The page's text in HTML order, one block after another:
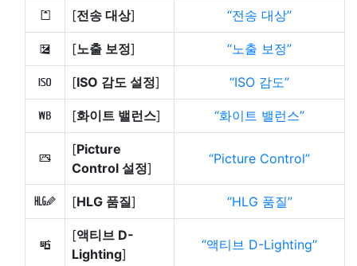
N [전송 대상] 전송 대상
E [노출 보정] 노출 보정
9 [ISO 감도 설정] ISO 감도
m [화이트 밸런스] 화이트 밸런스
h
[Picture
Control 설정]
Picture Control
6 [HLG 품질] HLG 품질
y
[액티브 D-
Lighting]
액티브 D-Lighting